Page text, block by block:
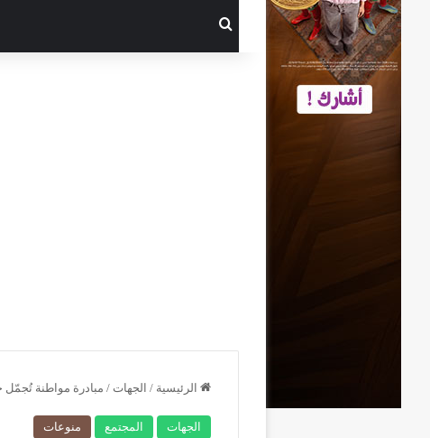
الرئيسية / الجهات / مبادرة مواطنة تُجمّل
الجهات المجتمع منوعات